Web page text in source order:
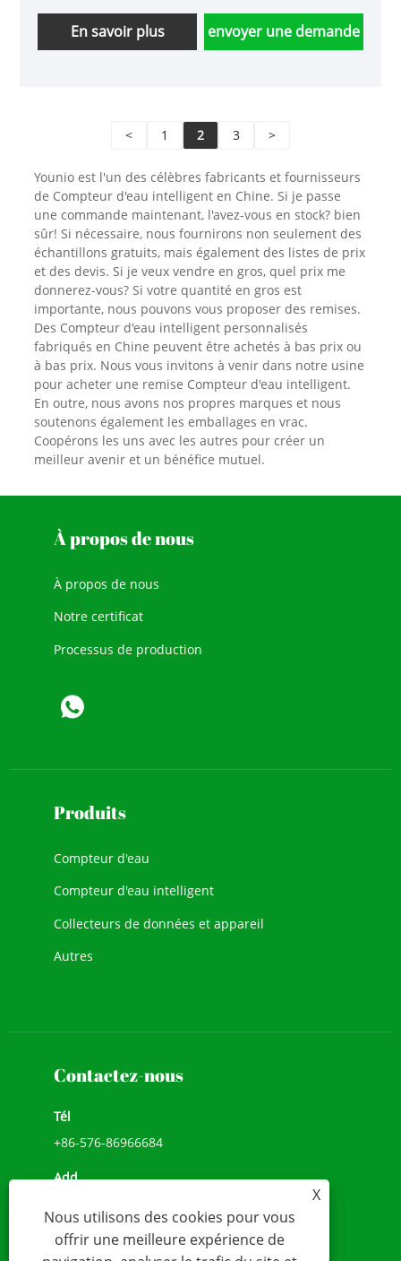
continuer à coopérer avec nous pour créer un
avenir meilleur ensemble!
En savoir plus envoyer une demande
< 1 2 3 >
Younio est l'un des célèbres fabricants et fournisseurs
de Compteur d'eau intelligent en Chine. Si je passe
une commande maintenant, l'avez-vous en stock? bien
sûr! Si nécessaire, nous fournirons non seulement des
échantillons gratuits, mais également des listes de prix
et des devis. Si je veux vendre en gros, quel prix me
donnerez-vous? Si votre quantité en gros est
importante, nous pouvons vous proposer des remises.
Des Compteur d'eau intelligent personnalisés
fabriqués en Chine peuvent être achetés à bas prix ou
à bas prix. Nous vous invitons à venir dans notre usine
pour acheter une remise Compteur d'eau intelligent.
En outre, nous avons nos propres marques et nous
soutenons également les emballages en vrac.
Coopérons les uns avec les autres pour créer un
meilleur avenir et un bénéfice mutuel.
À propos de nous
À propos de nous
Notre certificat
Processus de production
Produits
Compteur d'eau
Compteur d'eau intelligent
Collecteurs de données et appareil
Autres
Contactez-nous
Tél
+86-576-86966684
Add
WENLING, ZHEJIANG, CHINE (317500)
E-mail
X
Nous utilisons des cookies pour vous
offrir une meilleure expérience de